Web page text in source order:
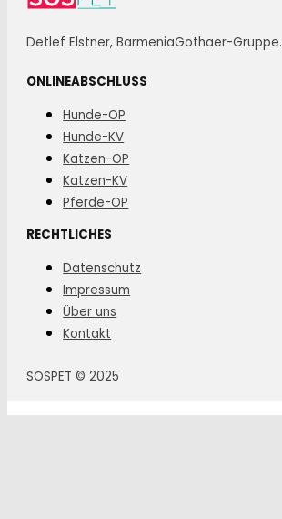
Detlef Elstner, BarmeniaGothaer-Gruppe.
ONLINEABSCHLUSS
Hunde-OP
Hunde-KV
Katzen-OP
Katzen-KV
Pferde-OP
RECHTLICHES
Datenschutz
Impressum
Über uns
Kontakt
SOSPET © 2025